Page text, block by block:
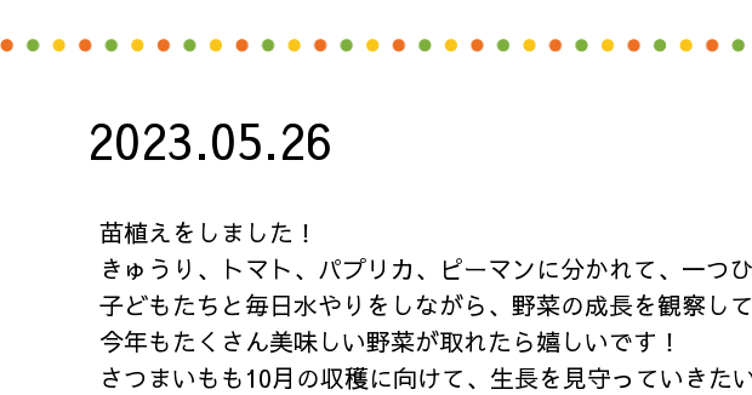
2023.05.26
苗植えをしました！
きゅうり、トマト、パプリカ、ピーマンに分かれて、一つ
子どもたちと毎日水やりをしながら、野菜の成長を観察し
今年もたくさん美味しい野菜が取れたら嬉しいです！
さつまいもも10月の収穫に向けて、生長を見守っていきた